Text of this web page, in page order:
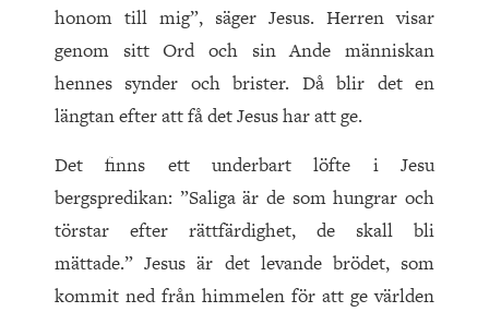
honom till mig”, säger Jesus. Herren visar
genom sitt Ord och sin Ande människan
hennes synder och brister. Då blir det en
längtan efter att få det Jesus har att ge.
Det finns ett underbart löfte i Jesu
bergspredikan: ”Saliga är de som hungrar och
törstar efter rättfärdighet, de skall bli
mättade.” Jesus är det levande brödet, som
kommit ned från himmelen för att ge världen